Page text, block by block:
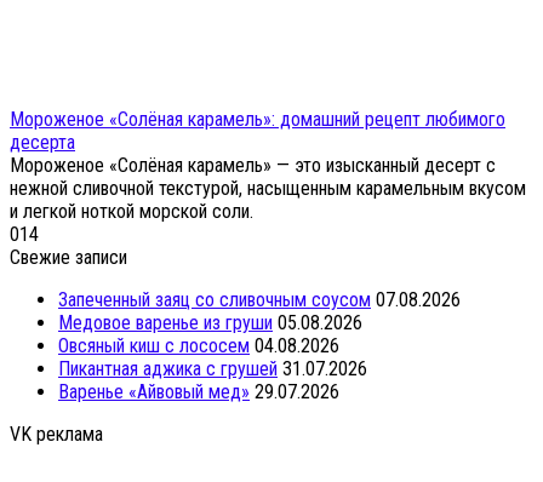
Мороженое «Солёная карамель»: домашний рецепт любимого
десерта
Мороженое «Солёная карамель» — это изысканный десерт с
нежной сливочной текстурой, насыщенным карамельным вкусом
и легкой ноткой морской соли.
014
Свежие записи
Запеченный заяц со сливочным соусом 07.08.2026
Медовое варенье из груши 05.08.2026
Овсяный киш с лососем 04.08.2026
Пикантная аджика с грушей 31.07.2026
Варенье «Айвовый мед» 29.07.2026
VK реклама